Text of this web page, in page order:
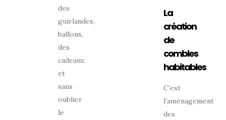
des
guirlandes,
ballons,
des
cadeaux
et
sans
oublier
le
La
création
de
combles
habitables
C’est
l’aménagement
des